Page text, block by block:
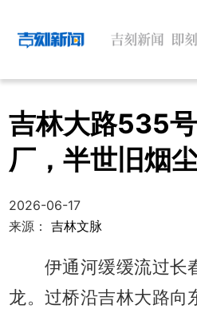
吉林大路535
厂，半世旧烟
2026-06-17
来源：吉林文脉
伊通河缓缓流过长
龙。过桥沿吉林大路向